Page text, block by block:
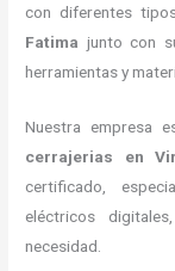
con diferentes
Fatima junto con
herramientas y
Nuestra empresa
cerrajerias en
certificado,
eléctricos
necesidad.